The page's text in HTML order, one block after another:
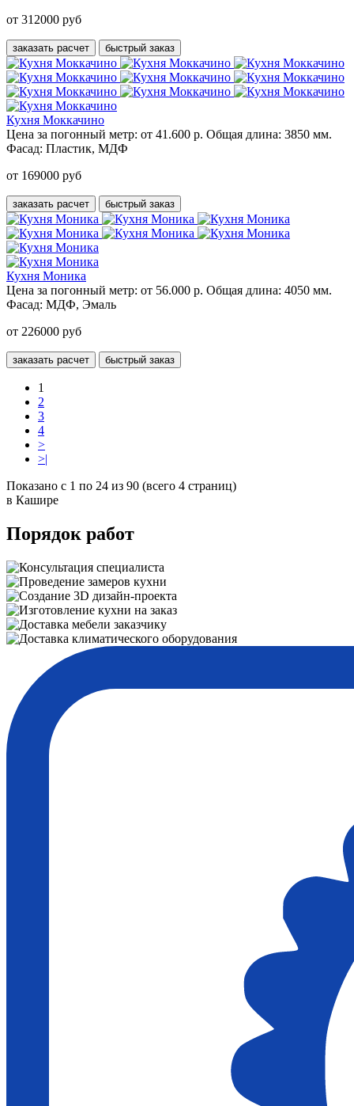
от 312000 руб
заказать расчет быстрый заказ
Кухня Моккачино
Цена за погонный метр: от 41.600 р. Общая длина: 3850 мм.
Фасад: Пластик, МДФ
от 169000 руб
заказать расчет быстрый заказ
Кухня Моника
Цена за погонный метр: от 56.000 р. Общая длина: 4050 мм.
Фасад: МДФ, Эмаль
от 226000 руб
заказать расчет быстрый заказ
1
2
3
4
>
>|
Показано с 1 по 24 из 90 (всего 4 страниц)
в Кашире
Порядок работ